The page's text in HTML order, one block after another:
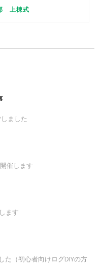
上棟式
ました
催します
ます
た（初心者向けログDIYの方